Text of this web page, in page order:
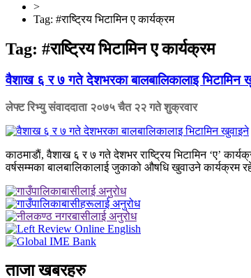
>
Tag: #राष्ट्रिय भिटामिन ए कार्यक्रम
Tag: #राष्ट्रिय भिटामिन ए कार्यक्रम
वैशाख ६ र ७ गते देशभरका बालबालिकालाइ भिटामिन
लेफ्ट रिभ्यु संवाददाता २०७५ चैत २२ गते शुक्रवार
काठमाडाैं, वैशाख ६ र ७ गते देशभर राष्ट्रिय भिटामिन ‘ए’
वर्षसम्मका बालबालिकालाई जुकाको औषधि खुवाउने कार्यक्रम
ताजा खबरहरु